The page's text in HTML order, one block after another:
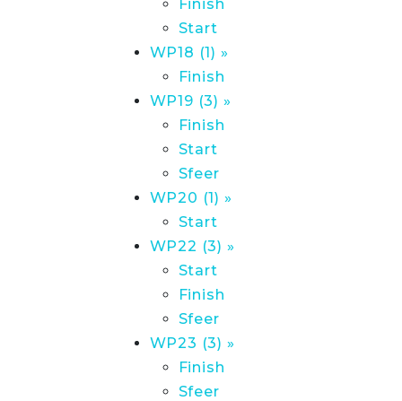
Finish
Start
WP18 (1) »
Finish
WP19 (3) »
Finish
Start
Sfeer
WP20 (1) »
Start
WP22 (3) »
Start
Finish
Sfeer
WP23 (3) »
Finish
Sfeer